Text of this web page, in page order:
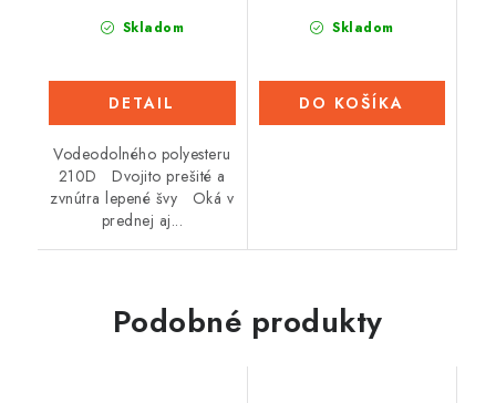
Skladom
DETAIL
Vodeodolného polyesteru
210D Dvojito prešité a
zvnútra lepené švy Oká v
prednej aj...
Skladom
DO KOŠÍKA
Podobné produkty